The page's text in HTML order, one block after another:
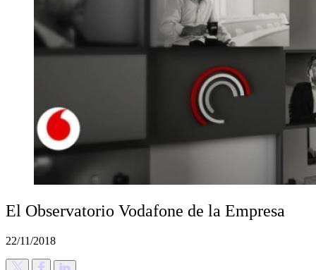
El Observatorio Vodafone de la Empresa
22/11/2018